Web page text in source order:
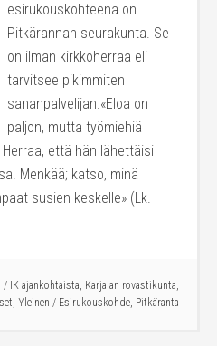
esirukouskohteena on
Pitkärannan seurakunta. Se
on ilman kirkkoherraa eli
tarvitsee pikimmiten
sananpalvelijan.«Eloa on
paljon, mutta työmiehiä
että hän lähettäisi
Menkää; katso, minä
susien keskelle» (Lk.
/ IK ajankohtaista, Karjalan rovastikunta,
, Yleinen / Esirukouskohde, Pitkäranta